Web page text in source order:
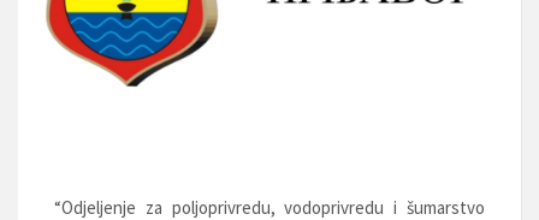
“Odjeljenje za poljoprivredu, vodoprivredu i šumarstvo